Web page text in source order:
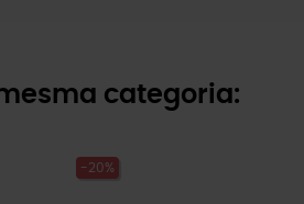
categoria:
-20%